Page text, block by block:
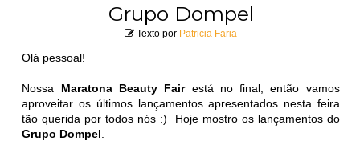
Grupo Dompel
Texto por Patricia Faria
Olá pessoal!
Nossa Maratona Beauty Fairestá no final, então vamos
aproveitar os últimos lançamentos apresentados nesta feira
tão querida por todos nós :) Hoje mostro os lançamentos do
Grupo Dompel